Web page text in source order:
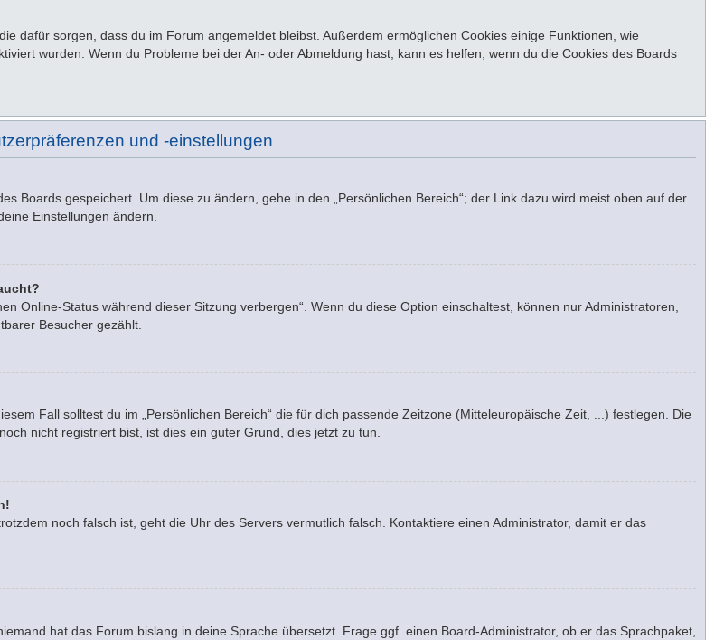
dafür sorgen, dass du im Forum angemeldet bleibst. Außerdem ermöglichen Cookies einige Funktionen, wie
wurden. Wenn du Probleme bei der An- oder Abmeldung hast, kann es helfen, wenn du die Cookies des Boards
und -einstellungen
Boards gespeichert. Um diese zu ändern, gehe in den „Persönlichen Bereich“; der Link dazu wird meist oben auf der
Einstellungen ändern.
Online-Status während dieser Sitzung verbergen“. Wenn du diese Option einschaltest, können nur Administratoren,
Besucher gezählt.
Fall solltest du im „Persönlichen Bereich“ die für dich passende Zeitzone (Mitteleuropäische Zeit, ...) festlegen. Die
nicht registriert bist, ist dies ein guter Grund, dies jetzt zu tun.
noch falsch ist, geht die Uhr des Servers vermutlich falsch. Kontaktiere einen Administrator, damit er das
hat das Forum bislang in deine Sprache übersetzt. Frage ggf. einen Board-Administrator, ob er das Sprachpaket,